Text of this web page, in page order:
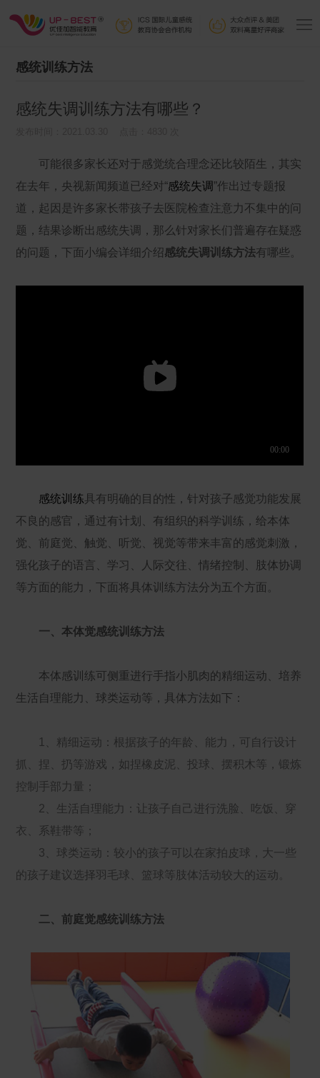
感统训练方法
感统失调训练方法有哪些？
可能很多家长还对于感觉统合理念还比较陌生，其实
在去年，央视新闻频道已经对“感统失调 ”作出过专题报
道，起因是许多家长带孩子去医院检查注意力不集中的问
题，结果诊断出感统失调，那么针对家长们普遍存在疑惑
的问题，下面小编会详细介绍感统失调训练方法有哪些。
感统训练具有明确的目的性，针对孩子感觉功能发展
不良的感官，通过有计划、有组织的科学训练，给本体
觉、前庭觉、触觉、听觉、视觉等带来丰富的感觉刺激，
强化孩子的语言、学习、人际交往、情绪控制、肢体协调
等方面的能力，下面将具体训练方法分为五个方面。
一、本体觉感统训练方法
本体感训练可侧重进行手指小肌肉的精细运动、培养
生活自理能力、球类运动等，具体方法如下：
1、精细运动：根据孩子的年龄、能力，可自行设计
抓、捏、扔等游戏，如捏橡皮泥、投球、摆积木等，锻炼
控制手部力量；
2、生活自理能力：让孩子自己进行洗脸、吃饭、穿
衣、系鞋带等；
3、球类运动：较小的孩子可以在家拍皮球，大一些
的孩子建议选择羽毛球、篮球等肢体活动较大的运动。
二、前庭觉感统训练方法